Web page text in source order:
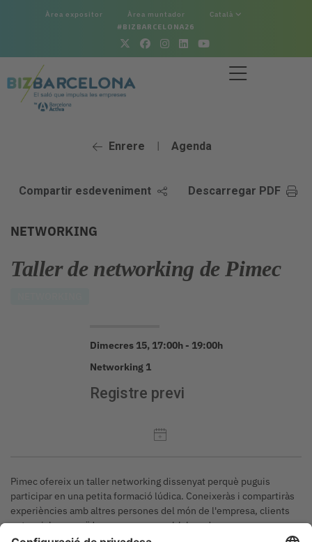
Àrea expositor Àrea muntador Català
#BIZBARCELONA26
Enrere | Agenda
Compartir esdeveniment Descarregar PDF
NETWORKING
Taller de networking de Pimec
Dimecres 15, 17:00h - 19:00h
Networking 1
Registre previ
Pimec ofereix un taller networking dissenyat perquè puguis
participar en una petita formació lúdica. Coneixeràs i compartiràs
experiències amb altres persones del món de l'empresa, clients
potencials, proveïdors o persones col·laboradores.